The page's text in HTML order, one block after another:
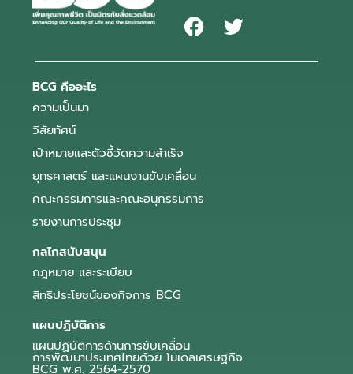
BCG คืออะไร
ความเป็นมา
วิสัยทัศน์
เป้าหมายและตัวชี้วัดความสำเร็จ
ยุทธศาสตร์ และแผนงานขับเคลื่อน
คณะกรรมการและคณะอนุกรรมการ
รายงานการประชุม
กลไกสนับสนุน
กฎหมาย และระเบียบ
สิทธิประโยชน์ของกิจการ BCG
แผนปฏิบัติการ
แผนปฏิบัติการด้านการขับเคลื่อน
การพัฒนาประเทศไทยด้วย โมเดลเศรษฐกิจ
BCG พ.ศ. 2564-2570